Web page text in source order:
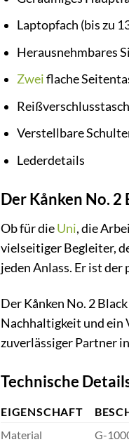
Laptopfach (bis zu
Herausnehmbares
Zweiflache
Verstellbare
Lederdetails
Der Kånken No.
Ob für dieUni, die
vielseitiger Begleiter,
jeden Anlass. Er ist
Der Kånken No. 2
Nachhaltigkeit und ein
zuverlässiger Partner
Technische
EIGENSCHAFT
Material
G-